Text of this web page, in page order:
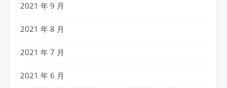
2021 年 9 月
2021 年 8 月
2021 年 7 月
2021 年 6 月